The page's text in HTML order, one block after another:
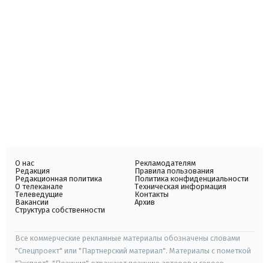
О нас
Редакция
Редакционная политика
О телеканале
Телеведущие
Вакансии
Структура собственности
Рекламодателям
Правила пользования
Политика конфиденциальности
Техническая информация
Контакты
Архив
Все коммерческие рекламные материалы обозначены словами
"Спецпроект" или "Партнерский материал". Материалы с пометкой